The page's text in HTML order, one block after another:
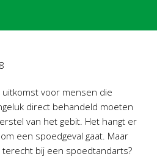
voor mensen die
direct behandeld moeten
van het gebit. Het hangt er
een spoedgeval gaat. Maar
bij een spoedtandarts?